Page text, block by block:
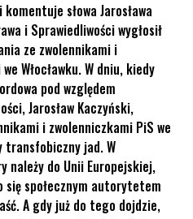
słowa Jarosława
i Sprawiedliwości wygłosił
ze zwolennikami i
Włocławku. W dniu, kiedy
pod względem
Jarosław Kaczyński,
i zwolenniczkami PiS we
transfobiczny jad. W
do Unii Europejskiej,
się społecznym autorytetem
A gdy już do tego dojdzie,